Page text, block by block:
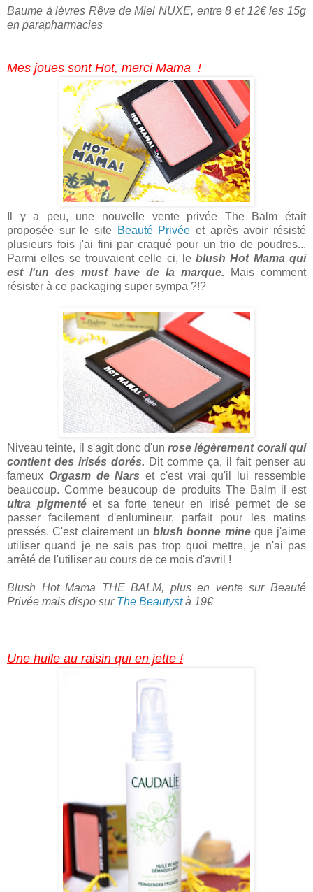
Baume à lèvres Rêve de Miel NUXE, entre 8 et 12€ les 15g
en parapharmacies
Mes joues sont Hot, merci Mama !
Il y a peu, une nouvelle vente privée The Balm était
proposée sur le site Beauté Privée et après avoir résisté
plusieurs fois j'ai fini par craqué pour un trio de poudres...
Parmi elles se trouvaient celle ci, leblush Hot Mama qui
est l'un des must have de la marque. Mais comment
résister à ce packaging super sympa ?!?
Niveau teinte, il s'agit donc d'un rose légèrement corail qui
contient des irisés dorés. Dit comme ça, il fait penser au
fameux Orgasm de Nars et c'est vrai qu'il lui ressemble
beaucoup. Comme beaucoup de produits The Balm il est
ultra pigmentéet sa forte teneur en irisé permet de se
passer facilement d'enlumineur, parfait pour les matins
pressés. C'est clairement un blush bonne mine que j'aime
utiliser quand je ne sais pas trop quoi mettre, je n'ai pas
arrêté de l'utiliser au cours de ce mois d'avril !
Blush Hot Mama THE BALM, plus en vente sur Beauté
Privée mais dispo sur The Beautystà 19€
Une huile au raisin qui en jette !